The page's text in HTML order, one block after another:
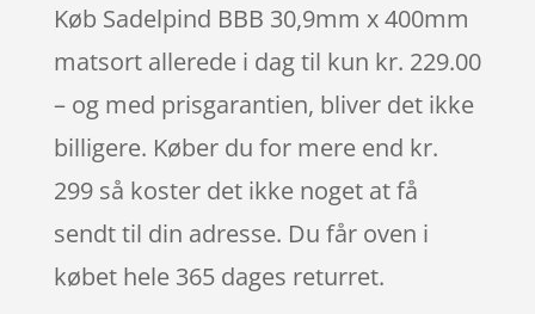
Køb Sadelpind BBB 30,9mm x 400mm
matsort allerede i dag til kun kr. 229.00
– og med prisgarantien, bliver det ikke
billigere. Køber du for mere end kr.
299 så koster det ikke noget at få
sendt til din adresse. Du får oven i
købet hele 365 dages returret.